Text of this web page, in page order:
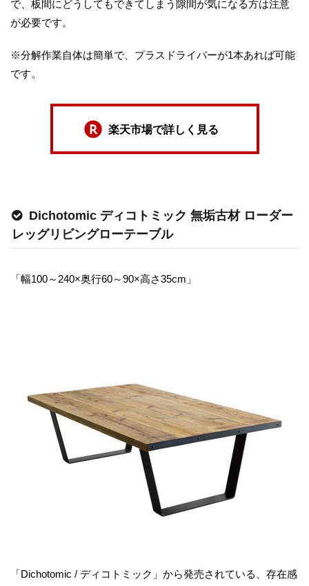
で、板間にどうしてもできてしまう隙間が気になる方は注意
が必要です。
※分解作業自体は簡単で、プラスドライバーが1本あれば可能
です。
楽天市場で詳しく見る
Dichotomic ディコトミック 無垢古材 ローダー
レッグリビングローテーブル
「幅100～240×奥行60～90×高さ35cm」
「Dichotomic / ディコトミック」から発売されている、存在感